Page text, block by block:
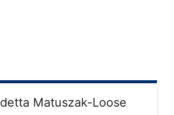
Matuszak-Loose